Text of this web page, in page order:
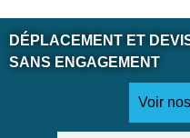
DÉPLACEMENT ET
SANS ENGAGEMENT
Voir